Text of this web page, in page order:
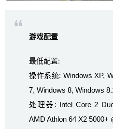
游戏配置
最低配置:
操作系统: Windows XP,
7, Windows 8, Windows
处理器: Intel Core 2
AMD Athlon 64 X2 5000+